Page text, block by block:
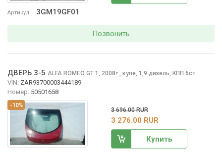
Артикул 3GM19GF01
Позвонить
-10%
ДВЕРЬ 3-5 ALFA ROMEO GT 1, 2008г., купе, 1,9 дизель, КПП 6ст.
VIN: ZAR93700003444189
Номер: 50501658
3 696.00 RUR
3 276.00 RUR
Купить